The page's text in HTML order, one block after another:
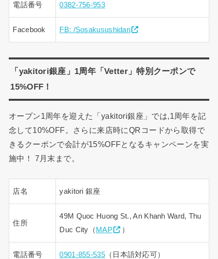
電話番号 0382-756-953
Facebook FB: /Sosakusushidan
「yakitori銀座」1周年「Vetter」特別クーポンで
15%OFF！
オープン1周年を迎えた「yakitori銀座」では,1周年を記
念して10%OFF。さらに来店時にQRコードから取得で
きるクーポンで会計が15%OFFとなるキャンペーンを実
施中！ 7月末まで。
店名 yakitori 銀座
住所
49M Quoc Huong St., An Khanh Ward, Thu
Duc City（ MAP ）
電話番号 0901-855-535（日本語対応可）